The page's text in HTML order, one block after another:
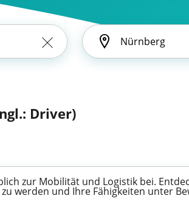
Driver)
zur Mobilität und Logistik bei.
werden und Ihre Fähigkeiten unter